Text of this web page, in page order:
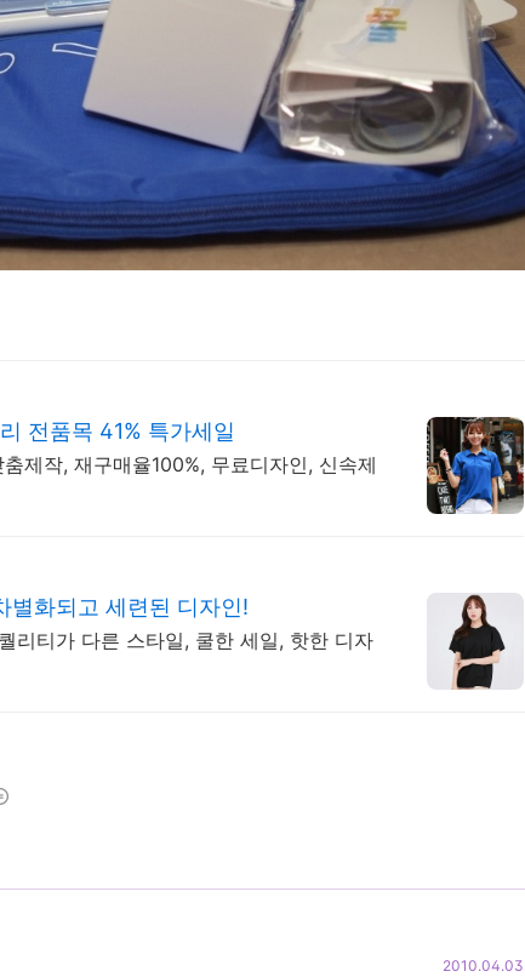
전품목 41% 특가세일
제작, 재구매율100%, 무료디자인, 신속제
별화되고 세련된 디자인!
리티가 다른 스타일, 쿨한 세일, 핫한 디자
2010.04.03